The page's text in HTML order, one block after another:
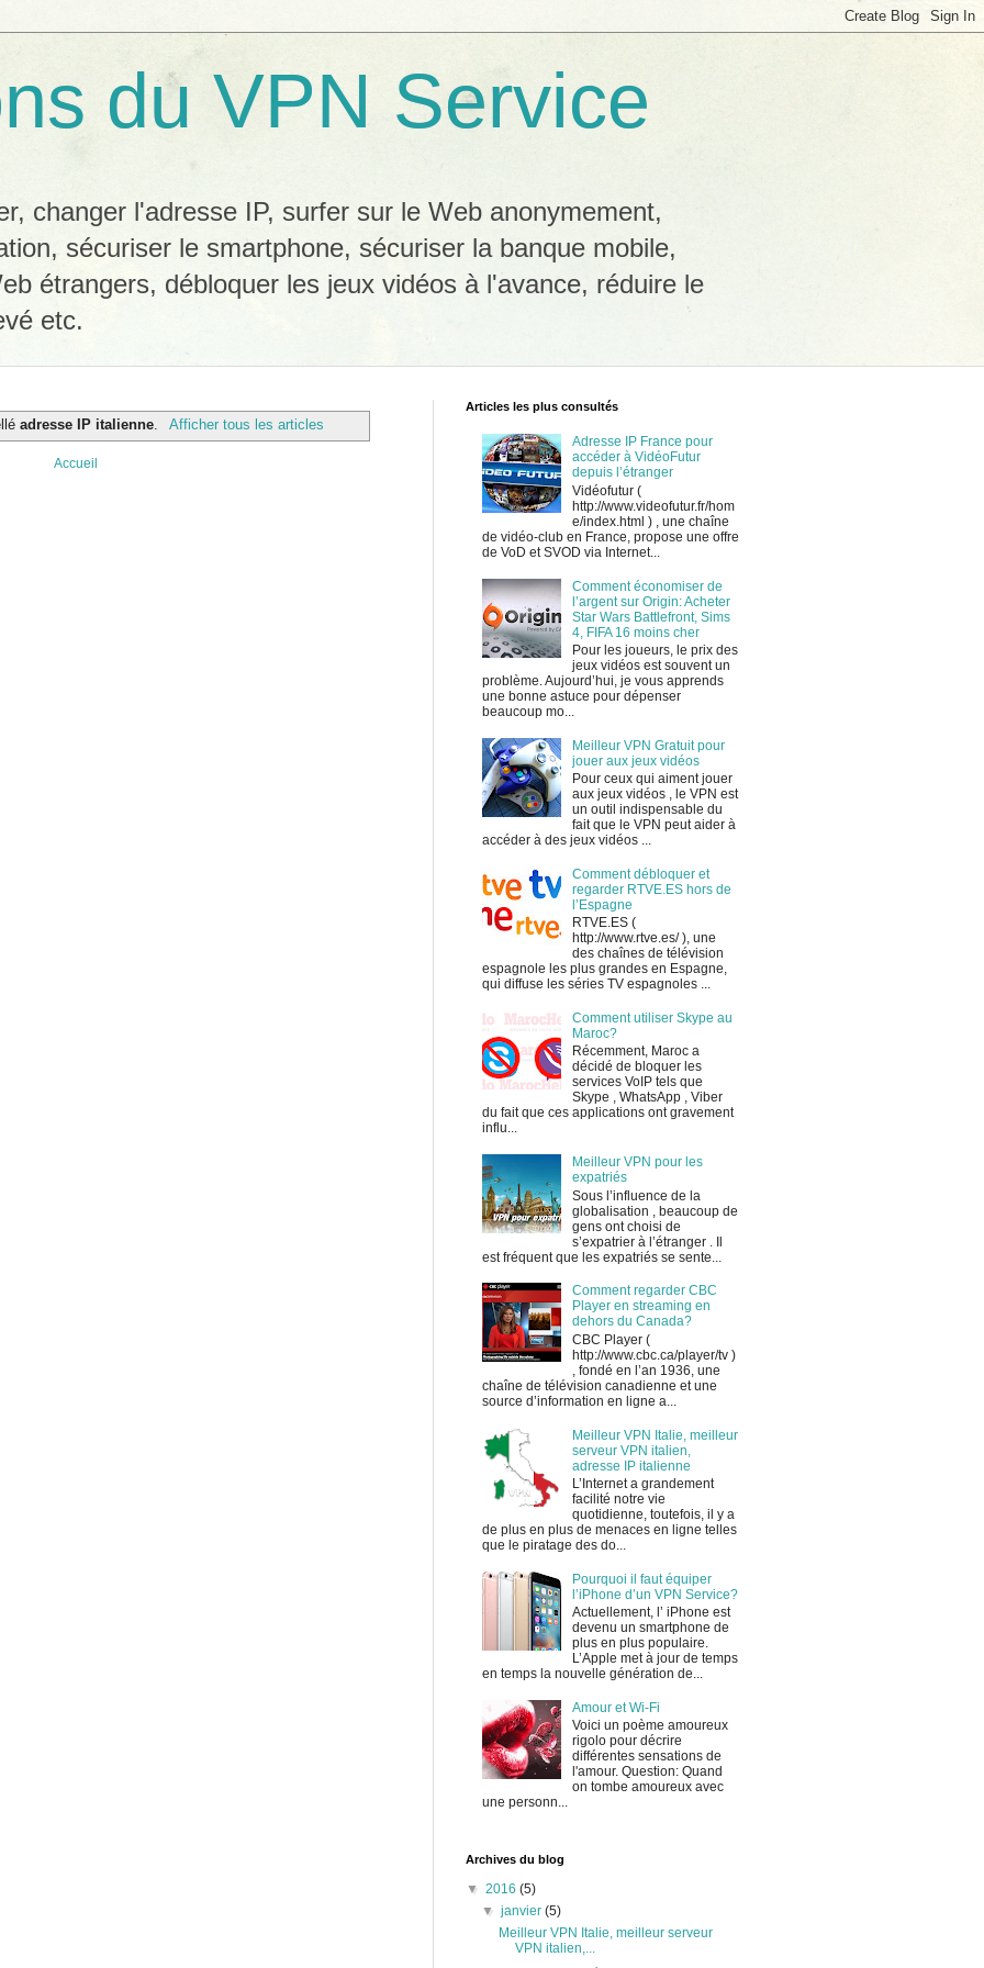
du VPN Service
changer l'adresse IP, surfer sur le Web anonymement,
sécuriser le smartphone, sécuriser la banque mobile,
étrangers, débloquer les jeux vidéos à l'avance, réduire le
etc.
adresse IP italienne Afficher tous les articles
Accueil
Articles les plus consultés
Adresse IP France pour
accéder à VidéoFutur
depuis l’étranger
Vidéofutur (
http://www.videofutur.fr/hom
e/index.html ) , une chaîne
de vidéo-club en France, propose une offre
de VoD et SVOD via Internet...
Comment économiser de
l’argent sur Origin: Acheter
Star Wars Battlefront, Sims
4, FIFA 16 moins cher
Pour les joueurs, le prix des
jeux vidéos est souvent un
problème. Aujourd’hui, je vous apprends
une bonne astuce pour dépenser
beaucoup mo...
Meilleur VPN Gratuit pour
jouer aux jeux vidéos
Pour ceux qui aiment jouer
aux jeux vidéos , le VPN est
un outil indispensable du
fait que le VPN peut aider à
accéder à des jeux vidéos ...
Comment débloquer et
regarder RTVE.ES hors de
l’Espagne
RTVE.ES (
http://www.rtve.es/ ), une
des chaînes de télévision
espagnole les plus grandes en Espagne,
qui diffuse les séries TV espagnoles ...
Comment utiliser Skype au
Maroc?
Récemment, Maroc a
décidé de bloquer les
services VoIP tels que
Skype , WhatsApp , Viber
du fait que ces applications ont gravement
influ...
Meilleur VPN pour les
expatriés
Sous l’influence de la
globalisation , beaucoup de
gens ont choisi de
s’expatrier à l’étranger . Il
est fréquent que les expatriés se sente...
Comment regarder CBC
Player en streaming en
dehors du Canada?
CBC Player (
http://www.cbc.ca/player/tv )
, fondé en l’an 1936, une
chaîne de télévision canadienne et une
source d’information en ligne a...
Meilleur VPN Italie, meilleur
serveur VPN italien,
adresse IP italienne
L’Internet a grandement
facilité notre vie
quotidienne, toutefois, il y a
de plus en plus de menaces en ligne telles
que le piratage des do...
Pourquoi il faut équiper
l’iPhone d’un VPN Service?
Actuellement, l’ iPhone est
devenu un smartphone de
plus en plus populaire.
L’Apple met à jour de temps
en temps la nouvelle génération de...
Amour et Wi-Fi
Voici un poème amoureux
rigolo pour décrire
différentes sensations de
l'amour. Question: Quand
on tombe amoureux avec
une personn...
Archives du blog
▼ 2016 (5)
▼janvier(5)
Meilleur VPN Italie, meilleur serveur
VPN italien,...